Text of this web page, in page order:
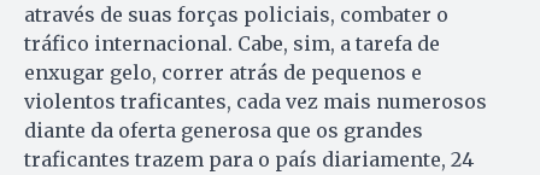
através de suas forças policiais, combater o
tráfico internacional. Cabe, sim, a tarefa de
enxugar gelo, correr atrás de pequenos e
violentos traficantes, cada vez mais numerosos
diante da oferta generosa que os grandes
traficantes trazem para o país diariamente, 24